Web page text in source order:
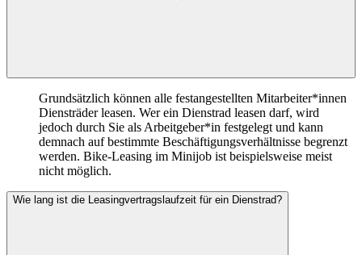
Grundsätzlich können alle festangestellten Mitarbeiter*innen
Diensträder leasen. Wer ein Dienstrad leasen darf, wird
jedoch durch Sie als Arbeitgeber*in festgelegt und kann
demnach auf bestimmte Beschäftigungsverhältnisse begrenzt
werden. Bike-Leasing im Minijob ist beispielsweise meist
nicht möglich.
Wie lang ist die Leasingvertragslaufzeit für ein Dienstrad?